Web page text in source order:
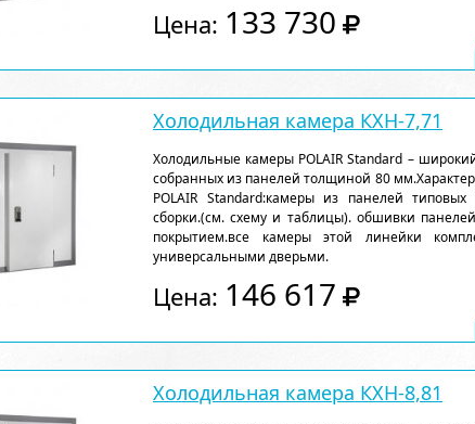
Цена: 133 730
Холодильная камера КХН-7,71
Холодильные камеры POLAIR Standard –
собранных из панелей толщиной 80
POLAIR Standard:камеры из панелей типовых
сборки.(см. схему и таблицы). обшивки
покрытием.все камеры этой линейки
универсальными дверьми.
Цена: 146 617
Холодильная камера КХН-8,81